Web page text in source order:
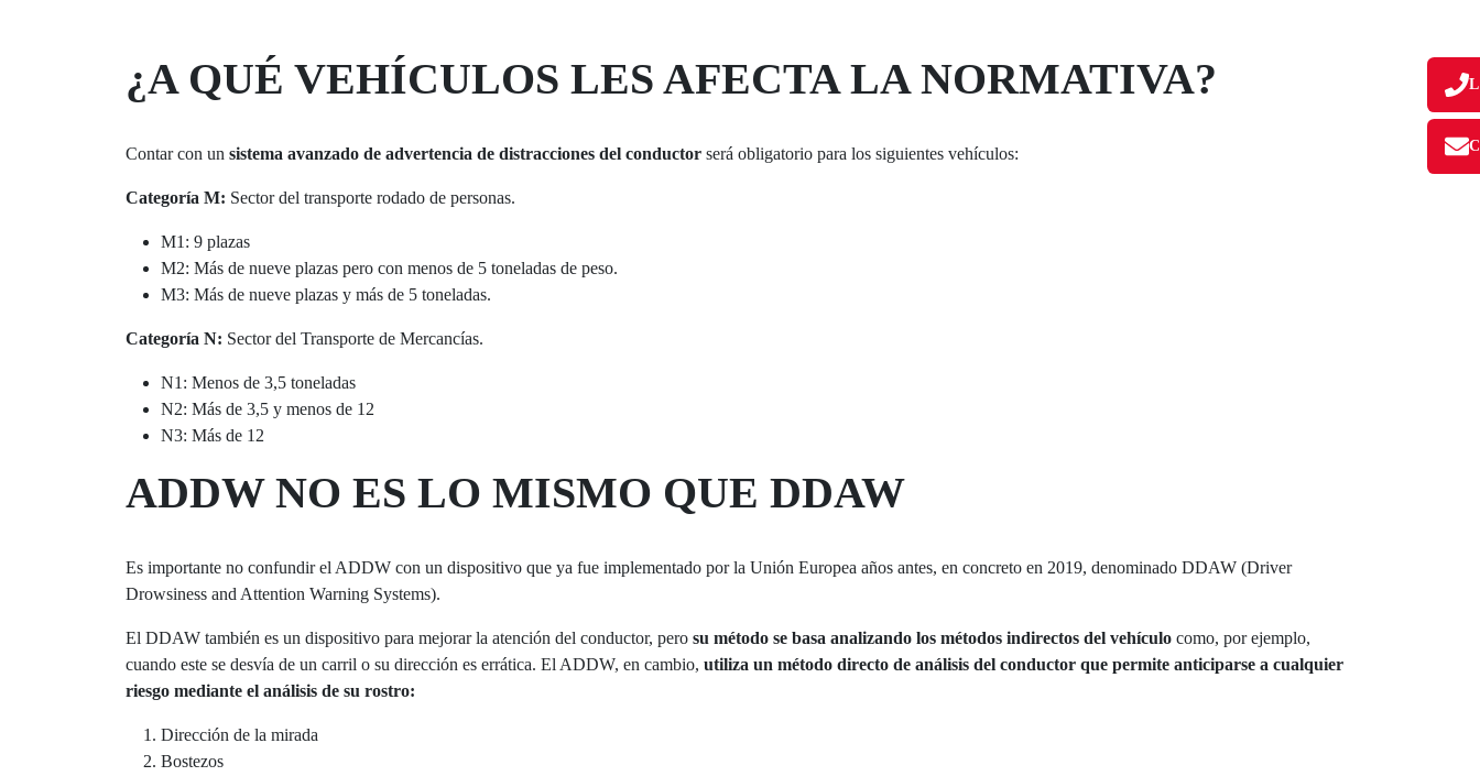
¿A QUÉ VEHÍCULOS LES AFECTA LA NORMATIVA?
Contar con un sistema avanzado de advertencia de distracciones del conductor será obligatorio para los siguientes vehículos:
Categoría M: Sector del transporte rodado de personas.
M1: 9 plazas
M2: Más de nueve plazas pero con menos de 5 toneladas de peso.
M3: Más de nueve plazas y más de 5 toneladas.
Categoría N: Sector del Transporte de Mercancías.
N1: Menos de 3,5 toneladas
N2: Más de 3,5 y menos de 12
N3: Más de 12
ADDW NO ES LO MISMO QUE DDAW
Es importante no confundir el ADDW con un dispositivo que ya fue implementado por la Unión Europea años antes, en concreto en 2019, denominado DDAW (Driver
Drowsiness and Attention Warning Systems).
El DDAW también es un dispositivo para mejorar la atención del conductor, pero su método se basa analizando los métodos indirectos del vehículo como, por ejemplo,
cuando este se desvía de un carril o su dirección es errática. El ADDW, en cambio, utiliza un método directo de análisis del conductor que permite anticiparse a cualquier
riesgo mediante el análisis de su rostro:
Dirección de la mirada
Bostezos